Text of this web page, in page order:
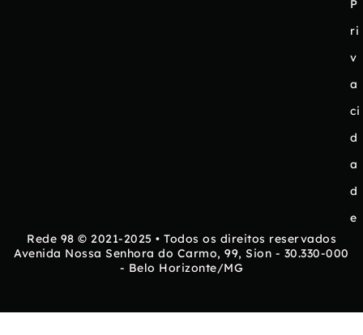
P
ri
v
a
ci
d
a
d
e
Rede 98 © 2021-2025 • Todos os direitos reservados
Avenida Nossa Senhora do Carmo, 99, Sion - 30.330-000
- Belo Horizonte/MG